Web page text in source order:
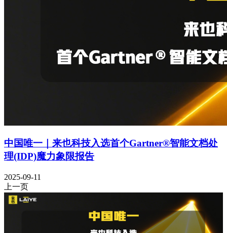
中国唯一｜来也科技入选首个Gartner®智能文档处
理(IDP)魔力象限报告
2025-09-11
上一页